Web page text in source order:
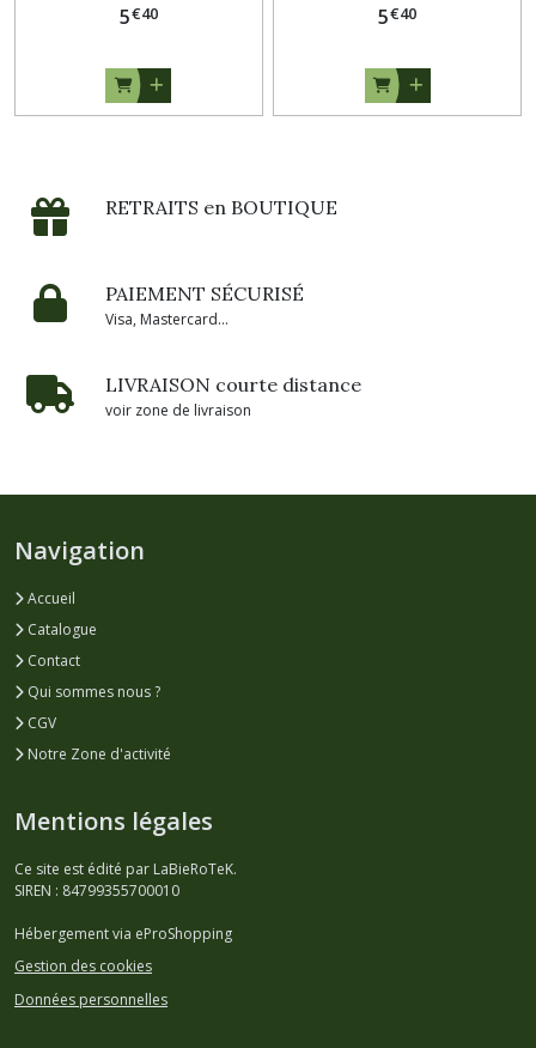
5€40 5€40
RETRAITS en BOUTIQUE
PAIEMENT SÉCURISÉ
Visa, Mastercard...
LIVRAISON courte distance
voir zone de livraison
Navigation
Accueil
Catalogue
Contact
Qui sommes nous ?
CGV
Notre Zone d'activité
Mentions légales
Ce site est édité par LaBieRoTeK.
SIREN : 84799355700010
Hébergement via eProShopping
Gestion des cookies
Données personnelles